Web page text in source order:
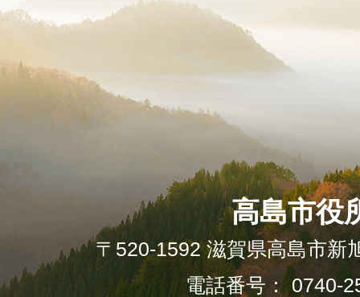
高島市役
〒520-1592 滋賀県高島市新
電話番号： 0740-